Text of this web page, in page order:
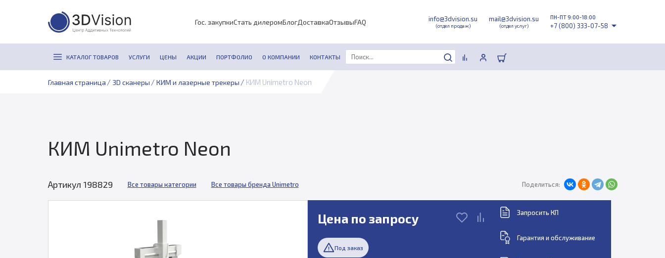
Гос. закупкиСтать дилеромБлогДоставкаОтзывыFAQ info@3dvision.su
(отдел продаж)
mail@3dvision.su
(отдел услуг)
ПН-ПТ 9:00-18:00
+7 (800) 333-07-58
КАТАЛОГ ТОВАРОВ УСЛУГИ ЦЕНЫ АКЦИИ ПОРТФОЛИО О КОМПАНИИ КОНТАКТЫ
Главная страница / 3D сканеры / КИМ и лазерные трекеры / КИМ Unimetro Neon
КИМ Unimetro Neon
Артикул 198829 Все товары категории Все товары бренда Unimetro Поделиться:
Цена по запросу
Под заказ
Запросить КП
Гарантия и обслуживание